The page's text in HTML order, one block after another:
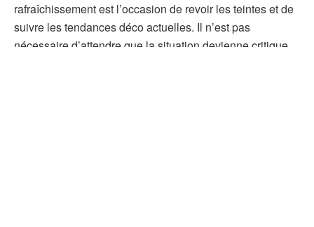
rafraîchissement est l’occasion de revoir les teintes et de
suivre les tendances déco actuelles. Il n’est pas
nécessaire d’attendre que la situation devienne critique.